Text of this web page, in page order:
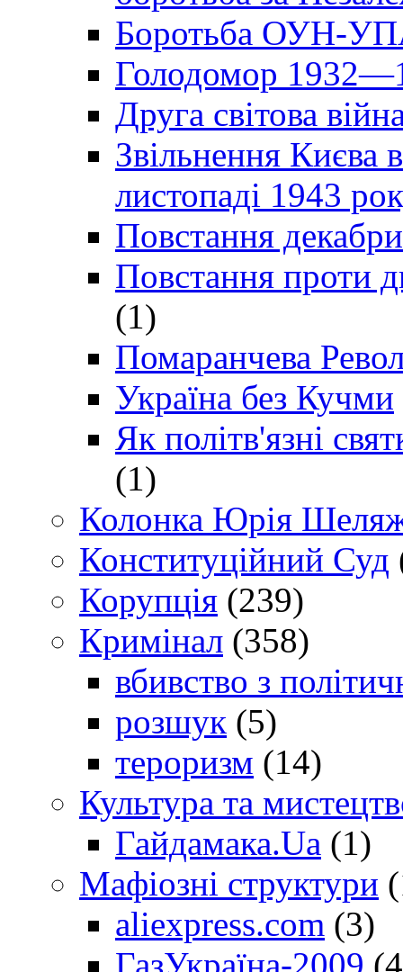
Боротьба ОУН-УПА
Голодомор
Друга світова
Звільнення Києва
листопаді 1943
Повстання
Повстання проти
(1)
Помаранчева
Україна без Кучми
Як політв'язні
(1)
Колонка Юрія
Конституційний Суд
Корупція (239)
Кримінал (358)
вбивство з
розшук (5)
тероризм (14)
Культура та
Гайдамака.Ua (1)
Мафіозні структури
aliexpress.com (3)
ГазУкраїна-2009